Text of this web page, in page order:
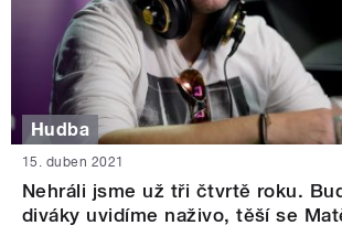
Hudba
15. duben 2021
Nehráli jsme už tři čtvrtě roku.
diváky uvidíme naživo, těší se